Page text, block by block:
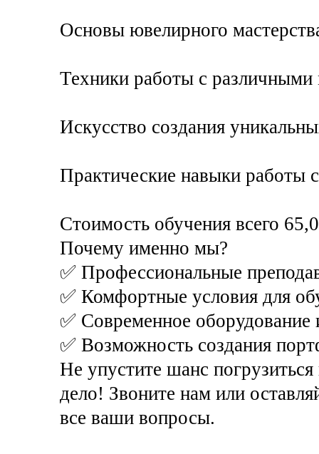
Основы ювелирного
Техники работы с различными
Искусство создания
Практические навыки работы
Стоимость обучения всего
Почему именно мы?
✅ Профессиональные
✅ Комфортные условия для
✅ Современное оборудование
✅ Возможность создания
Не упустите шанс
дело! Звоните нам или
все ваши вопросы.